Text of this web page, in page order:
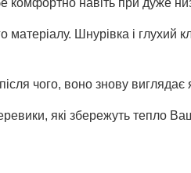
навіть при дуже
Шнурівка і
чого, воно знову виглядає
які збережуть